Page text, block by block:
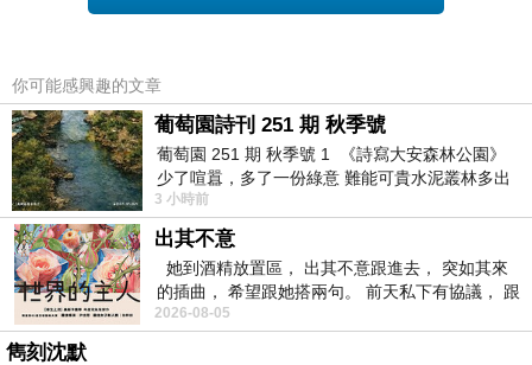
▲ BiBa百變-口袋三明治機/烤麵包機/烤肉機1台+贈奈米清潔巾2條" 開箱啦！
另外跟大家說BiBa百變-口袋三明治機/烤麵包機/
烤肉機1台+贈奈米清潔巾2條"
價格不錯的時候就要快下手
有可能下一秒就缺貨了！！
你可能感興趣的文章
葡萄園詩刊 251 期 秋季號
葡萄園 251 期 秋季號 1 《詩寫大安森林公園》
少了喧囂，多了一份綠意 難能可貴水泥叢林多出
一
3 小時前
出其不意
她到酒精放置區， 出其不意跟進去， 突如其來
的插曲， 希望跟她搭兩句。 前天私下有協議， 跟
著阿弟丟拉基
2026-08-05
雋刻沈默